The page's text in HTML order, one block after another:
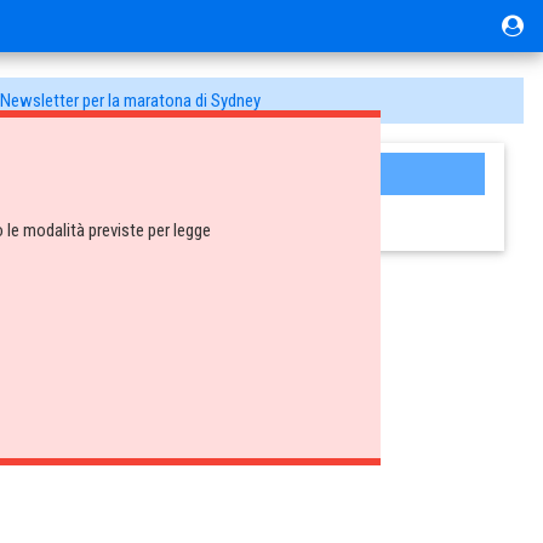
Newsletter per la maratona di Sydney
Newsletter riservate
modalità previste per legge